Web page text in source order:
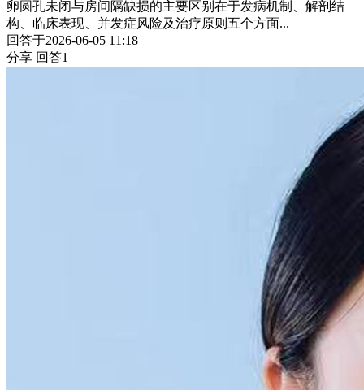
卵圆孔未闭与房间隔缺损的主要区别在于发病机制、解剖结
构、临床表现、并发症风险及治疗原则五个方面...
回答于2026-06-05 11:18
分享 回答1